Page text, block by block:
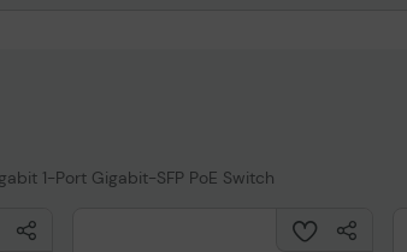
1-Port Gigabit-SFP PoE Switch